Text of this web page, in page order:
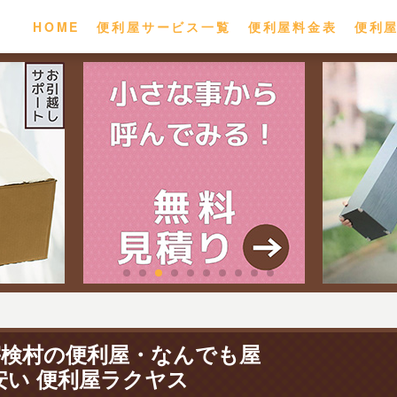
HOME 便利屋サービス一覧 便利屋料金表 便利
村の便利屋・なんでも屋
い 便利屋ラクヤス